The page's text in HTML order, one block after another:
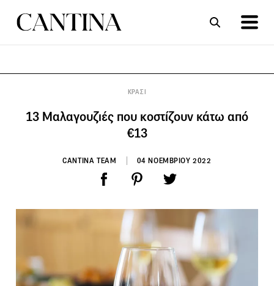
ΚΡΑΣΙ
13 Μαλαγουζιές που κοστίζουν κάτω από
€13
CANTINA TEAM 04 ΝΟΕΜΒΡΙΟΥ 2022